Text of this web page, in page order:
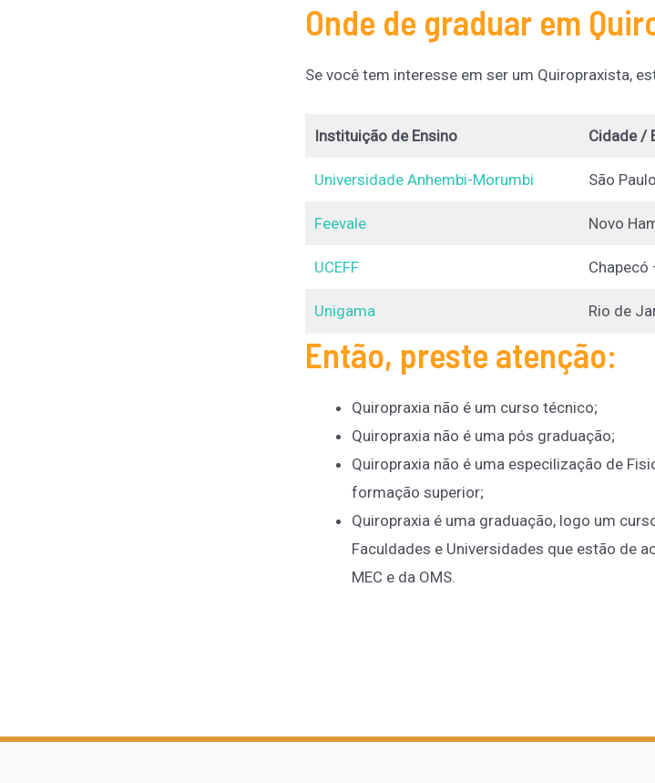
Onde de graduar em
Se você tem interesse em ser um Quiropraxista,
Instituição de Ensino Cidade /
Universidade Anhembi-Morumbi São
Feevale Novo
UCEFF Chapecó
Unigama Rio de
Então, preste atenção:
Quiropraxia não é um curso técnico;
Quiropraxia não é uma pós graduação;
Quiropraxia não é uma especilização de
formação superior;
Quiropraxia é uma graduação, logo um
Faculdades e Universidades que estão de
MEC e da OMS.